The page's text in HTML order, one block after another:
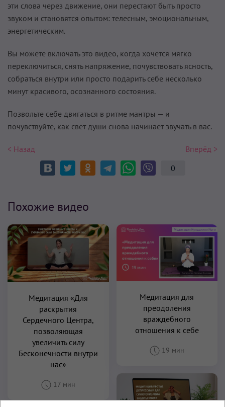
эти слова через движение, они перестают быть просто
звуком и становятся опытом: телесным, эмоциональным,
энергетическим.
Вы можете включать это видео, когда хочется мягко
переключиться, снять напряжение, почувствовать ясность,
собраться внутри или просто подарить себе несколько
минут красивого, осознанного состояния.
Позвольте себе двигаться в ритме мантры — и
почувствуйте, как свет души снова начинает звучать в вас.
< Назад
Вперёд >
0
Похожие видео
Медитация «Для
раскрытия
Сердечного Центра,
позволяющая
увеличить силу
Бесконечности внутри
нас»
17 мин
Медитация для
преодоления
враждебного
отношения к себе
19 мин